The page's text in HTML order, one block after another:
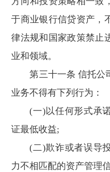
于商业银行信贷资产，
律法规和国家政策禁止
业和领域。
第三十一条 信托公
业务不得有下列行为：
(一)以任何形式承
证最低收益;
(二)欺诈或者误导
力不相匹配的资产管理